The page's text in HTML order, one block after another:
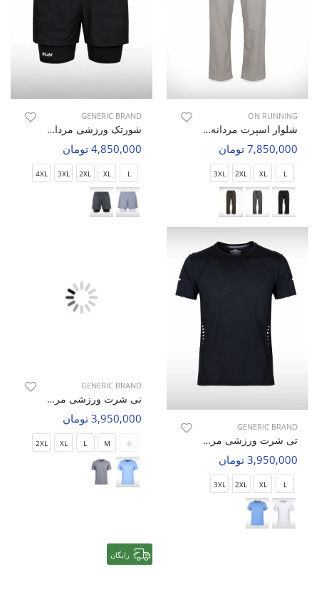
ON RUNNING
شلوار اسپرت مردانه آن رانینگ Easy Flex M
7,850,000 تومان
L
XL
2XL
3XL
GENERIC BRAND
شورتک ورزشی مردانه بدون برند Flex Runner M
4,850,000 تومان
L
XL
2XL
3XL
4XL
GENERIC BRAND
تی شرت ورزشی مردانه بدون برند Apex Motion M
3,950,000 تومان
L
XL
2XL
3XL
GENERIC BRAND
تی شرت ورزشی مردانه بدون برند Iron Pulse M
3,950,000 تومان
S
M
L
XL
2XL
رایگان